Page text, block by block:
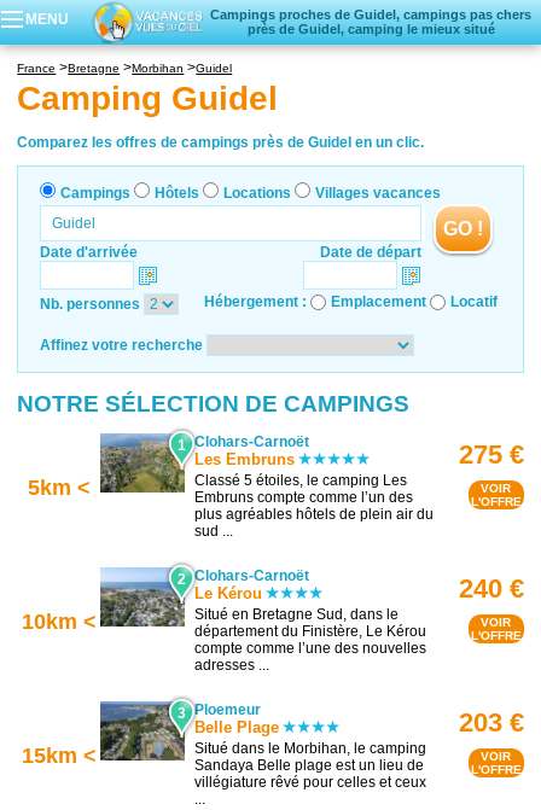
MENU
Campings proches de Guidel, campings pas chers
près de Guidel, camping le mieux situé
Hôtels
Locations vacances
Villages vacances
France Bretagne Morbihan Guidel
Camping Guidel
Comparez les offres de campings près de Guidel en un clic.
Campings Hôtels Locations Villages vacances
Date d'arrivée Date de départ
GO !
Nb. personnes Hébergement : Emplacement Locatif
Affinez votre recherche
NOTRE SÉLECTION DE CAMPINGS
5km <
1 Clohars-Carnoët
Les Embruns
Classé 5 étoiles, le camping Les
Embruns compte comme l’un des
plus agréables hôtels de plein air du
sud ...
275 €
VOIR
L'OFFRE
10km <
2 Clohars-Carnoët
Le Kérou
Situé en Bretagne Sud, dans le
département du Finistère, Le Kérou
compte comme l’une des nouvelles
adresses ...
240 €
VOIR
L'OFFRE
15km <
3 Ploemeur
Belle Plage
Situé dans le Morbihan, le camping
Sandaya Belle plage est un lieu de
villégiature rêvé pour celles et ceux
...
203 €
VOIR
L'OFFRE